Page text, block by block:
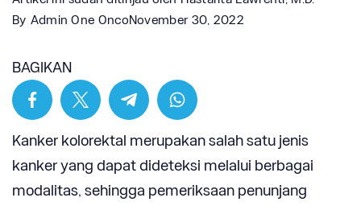
By Admin One OncoNovember 30, 2022
BAGIKAN
Kanker kolorektal merupakan salah satu jenis
kanker yang dapat dideteksi melalui berbagai
modalitas, sehingga pemeriksaan penunjang